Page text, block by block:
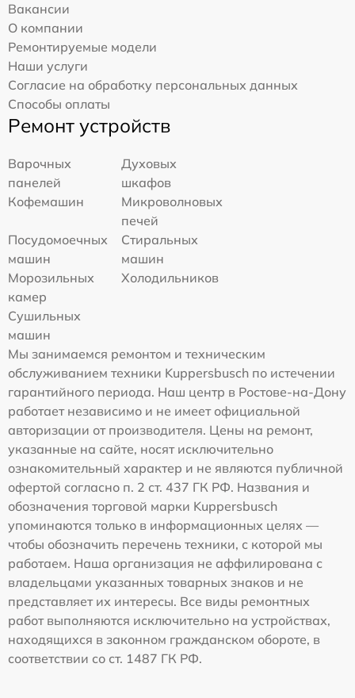
Вакансии
О компании
Ремонтируемые модели
Наши услуги
Согласие на обработку персональных данных
Способы оплаты
Ремонт устройств
Варочных
панелей
Духовых
шкафов
Кофемашин
Микроволновых
печей
Посудомоечных
машин
Стиральных
машин
Морозильных
камер
Холодильников
Сушильных
машин
Мы занимаемся ремонтом и техническим
обслуживанием техники Kuppersbusch по истечении
гарантийного периода. Наш центр в Ростове-на-Дону
работает независимо и не имеет официальной
авторизации от производителя. Цены на ремонт,
указанные на сайте, носят исключительно
ознакомительный характер и не являются публичной
офертой согласно п. 2 ст. 437 ГК РФ. Названия и
обозначения торговой марки Kuppersbusch
упоминаются только в информационных целях —
чтобы обозначить перечень техники, с которой мы
работаем. Наша организация не аффилирована с
владельцами указанных товарных знаков и не
представляет их интересы. Все виды ремонтных
работ выполняются исключительно на устройствах,
находящихся в законном гражданском обороте, в
соответствии со ст. 1487 ГК РФ.